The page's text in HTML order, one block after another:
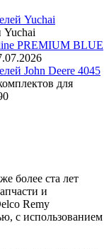
Yuchai
Yuchai
PREMIUM BLUE
John Deere 4045
для
более ста лет
и
Remy
с использованием